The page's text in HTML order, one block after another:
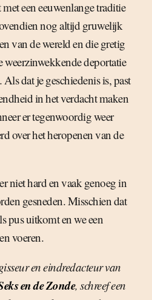
een eeuwenlange traditie
nog altijd gruwelijk
van de wereld en die gretig
weerzinwekkende deportatie
dat je geschiedenis is, past
in het verdacht maken
er tegenwoordig weer
over het heropenen van de
niet hard en vaak genoeg in
gesneden. Misschien dat
pus uitkomt en we een
voeren.
en eindredacteur van
en de Zonde, schreef een